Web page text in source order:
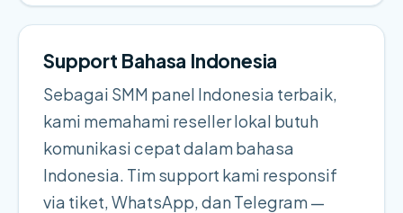
Support Bahasa Indonesia
Sebagai SMM panel Indonesia terbaik,
kami memahami reseller lokal butuh
komunikasi cepat dalam bahasa
Indonesia. Tim support kami responsif
via tiket, WhatsApp, dan Telegram —